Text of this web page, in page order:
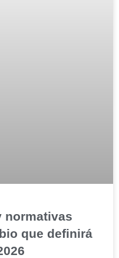
normativas
que definirá